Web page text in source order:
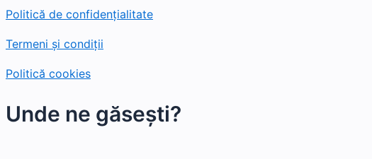
Politică de confidențialitate
Termeni și condiții
Politică cookies
Unde ne găsești?